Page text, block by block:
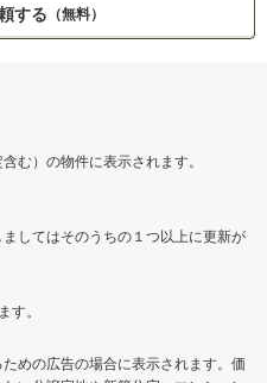
する （無料）
む）の物件に表示されます。
してはそのうちの１つ以上に更新が
。
めの広告の場合に表示されます。価